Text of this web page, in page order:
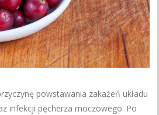
powstawania zakażeń układu
infekcji pęcherza moczowego. Po